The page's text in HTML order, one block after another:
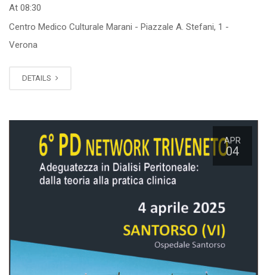
At 08:30
Centro Medico Culturale Marani - Piazzale A. Stefani, 1 -
Verona
DETAILS
APR
04